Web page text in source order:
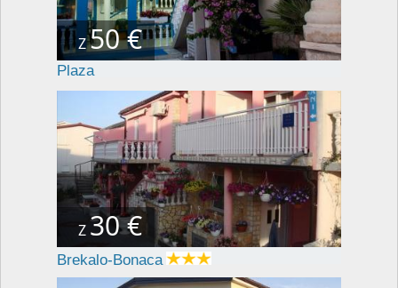
Z50 €
Plaza
Z30 €
Brekalo-Bonaca